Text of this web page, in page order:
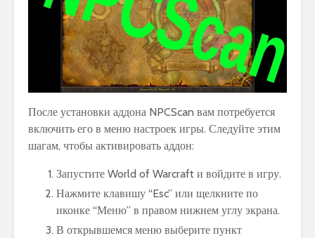
После установки аддона NPCScan вам потребуется
включить его в меню настроек игры. Следуйте этим
шагам, чтобы активировать аддон:
Запустите World of Warcraft и войдите в игру.
Нажмите клавишу “Esc” или щелкните по
иконке “Меню” в правом нижнем углу экрана.
В открывшемся меню выберите пункт